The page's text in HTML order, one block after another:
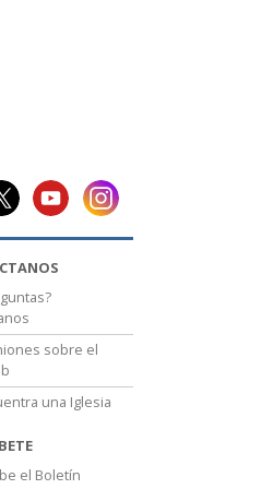
Organización
Relaciones
sobre el
una Iglesia
el Boletín